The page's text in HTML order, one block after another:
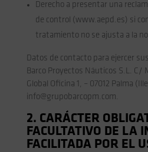
Derecho a presentar una
de control (www.aepd.es) si
tratamiento no se ajusta a la
Datos de contacto para ejercer
Barco Proyectos Náuticos S.L. C/
Global Oficina 1, – 07012 Palma
info@grupobarcopm.com.
2. CARÁCTER
FACULTATIVO DE LA
FACILITADA POR EL